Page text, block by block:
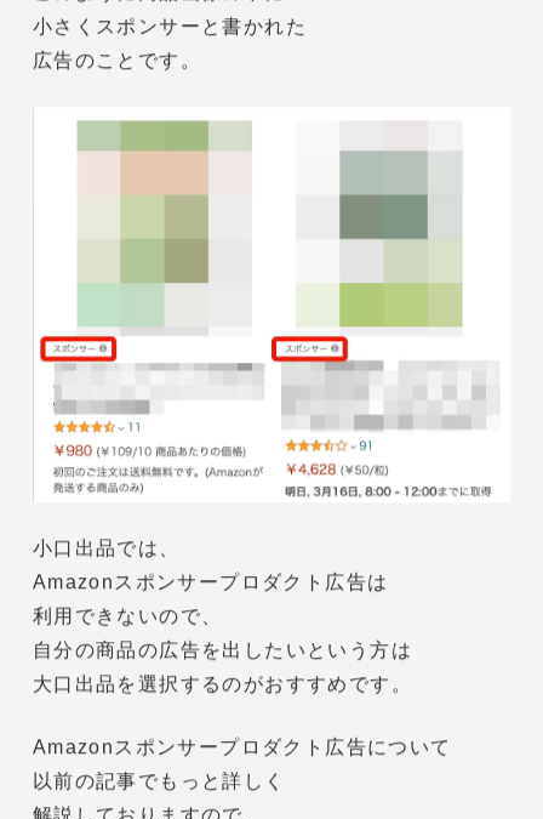
【公式】Amazon出品サービス-さっそく利用を始
めてみる
Amazonスポンサープロダクト広告とは、
Amazon内で設定できる広告の1つで、
スポンサープロダクト広告は
このように商品画像の下に
小さくスポンサーと書かれた
広告のことです。